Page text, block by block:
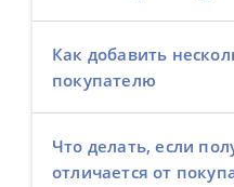
Как добавить
покупателю
Что делать, если
отличается от